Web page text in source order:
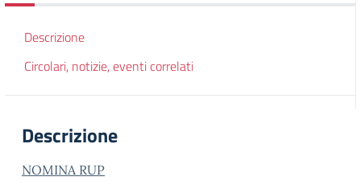
Descrizione
Circolari, notizie, eventi correlati
Descrizione
NOMINA RUP